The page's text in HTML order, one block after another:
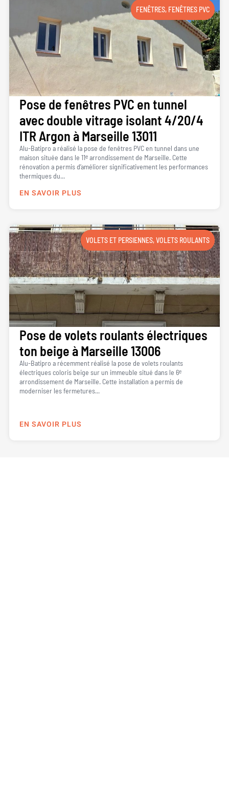
FENÊTRES, FENÊTRES PVC
Pose de fenêtres PVC en tunnel
avec double vitrage isolant 4/20/4
ITR Argon à Marseille 13011
Alu-Batipro a réalisé la pose de fenêtres PVC en tunnel dans une
maison située dans le 11ᵉ arrondissement de Marseille. Cette
rénovation a permis d’améliorer significativement les performances
thermiques du...
EN SAVOIR PLUS
VOLETS ET PERSIENNES,VOLETS ROULANTS
Pose de volets roulants électriques
ton beige à Marseille 13006
Alu-Batipro a récemment réalisé la pose de volets roulants
électriques coloris beige sur un immeuble situé dans le 6ᵉ
arrondissement de Marseille. Cette installation a permis de
moderniser les fermetures...
EN SAVOIR PLUS